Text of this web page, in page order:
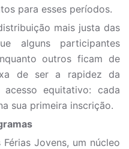
para esses períodos.
mais justa das
alguns participantes
outros ficam de
de ser a rapidez da
equitativo: cada
sua primeira inscrição.
Jovens, um núcleo